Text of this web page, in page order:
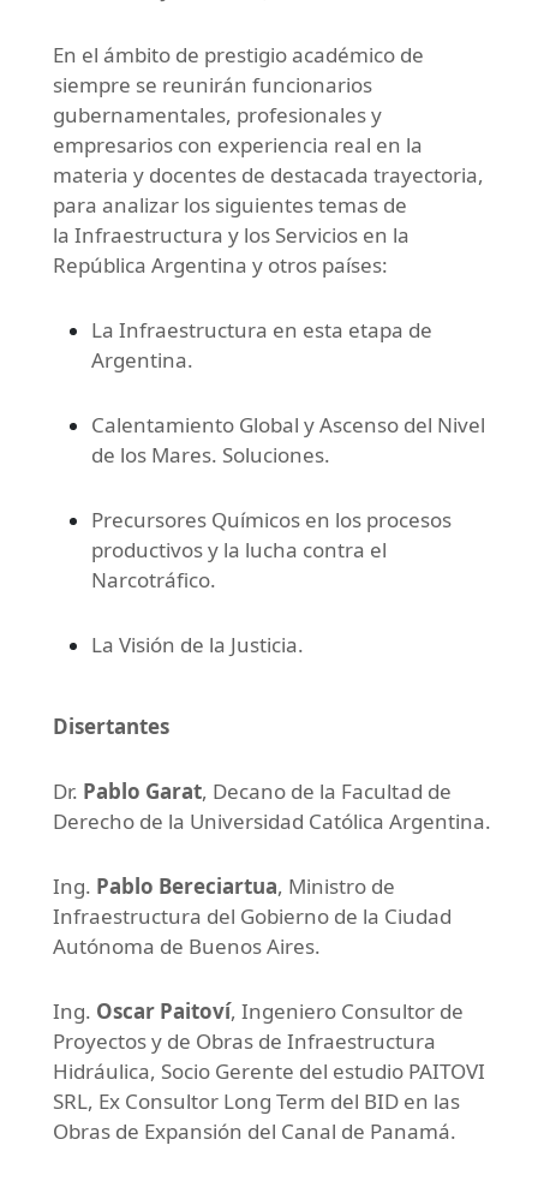
En el ámbito de prestigio académico de
siempre se reunirán funcionarios
gubernamentales, profesionales y
empresarios con experiencia real en la
materia y docentes de destacada trayectoria,
para analizar los siguientes temas de
la Infraestructura y los Servicios en la
República Argentina y otros países:
La Infraestructura en esta etapa de
Argentina.
Calentamiento Global y Ascenso del Nivel
de los Mares. Soluciones.
Precursores Químicos en los procesos
productivos y la lucha contra el
Narcotráfico.
La Visión de la Justicia.
Disertantes
Dr. Pablo Garat, Decano de la Facultad de
Derecho de la Universidad Católica Argentina.
Ing. Pablo Bereciartua, Ministro de
Infraestructura del Gobierno de la Ciudad
Autónoma de Buenos Aires.
Ing. Oscar Paitoví, Ingeniero Consultor de
Proyectos y de Obras de Infraestructura
Hidráulica, Socio Gerente del estudio PAITOVI
SRL, Ex Consultor Long Term del BID en las
Obras de Expansión del Canal de Panamá.